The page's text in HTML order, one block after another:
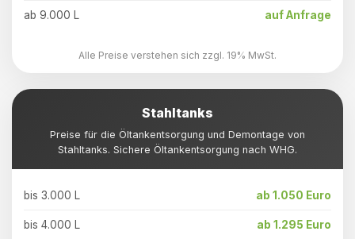
ab 9.000 L auf Anfrage
Alle Preise verstehen sich zzgl. 19% MwSt.
Stahltanks
Preise für die Öltankentsorgung und Demontage von
Stahltanks. Sichere Öltankentsorgung nach WHG.
bis 3.000 L ab 1.050 Euro
bis 4.000 L ab 1.295 Euro